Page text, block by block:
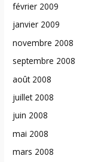
février 2009
janvier 2009
novembre 2008
septembre 2008
août 2008
juillet 2008
juin 2008
mai 2008
mars 2008